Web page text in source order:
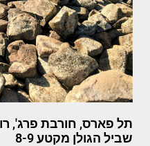
תל פארס, חורבת פרג',
שביל הגולן מקטע 8-9